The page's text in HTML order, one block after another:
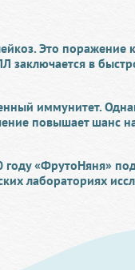
Это поражение
в
иммунитет.
повышает шанс
году «ФрутоНяня»
лабораториях